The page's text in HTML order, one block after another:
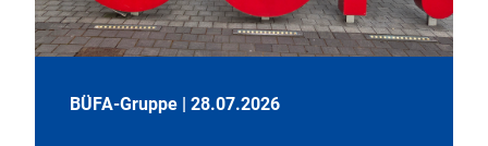
BÜFA-Gruppe | 28.07.2026